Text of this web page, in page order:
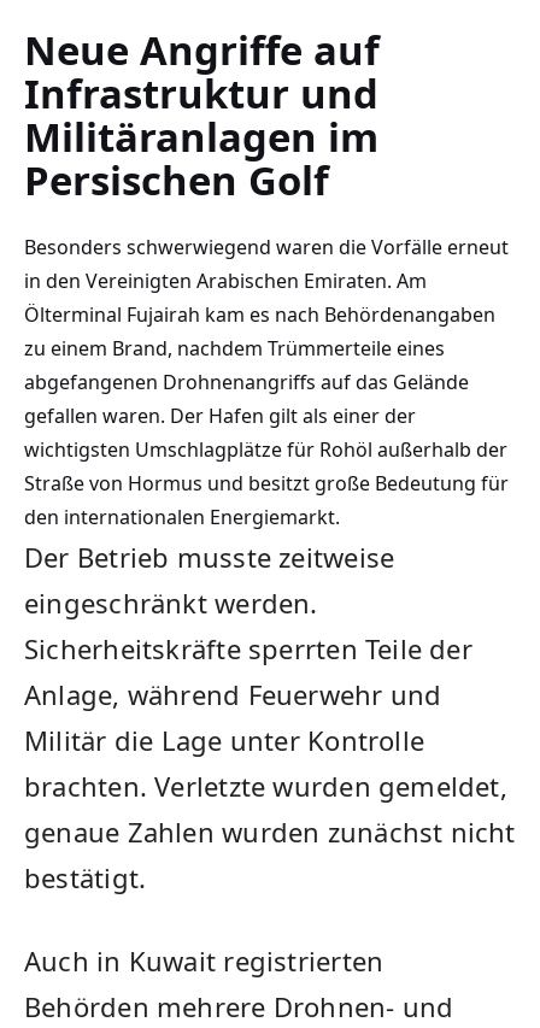
Neue Angriffe auf
Infrastruktur und
Militäranlagen im
Persischen Golf
Besonders schwerwiegend waren die Vorfälle erneut
in den Vereinigten Arabischen Emiraten. Am
Ölterminal Fujairah kam es nach Behördenangaben
zu einem Brand, nachdem Trümmerteile eines
abgefangenen Drohnenangriffs auf das Gelände
gefallen waren. Der Hafen gilt als einer der
wichtigsten Umschlagplätze für Rohöl außerhalb der
Straße von Hormus und besitzt große Bedeutung für
den internationalen Energiemarkt.
Der Betrieb musste zeitweise
eingeschränkt werden.
Sicherheitskräfte sperrten Teile der
Anlage, während Feuerwehr und
Militär die Lage unter Kontrolle
brachten. Verletzte wurden gemeldet,
genaue Zahlen wurden zunächst nicht
bestätigt.
Auch in Kuwait registrierten
Behörden mehrere Drohnen- und